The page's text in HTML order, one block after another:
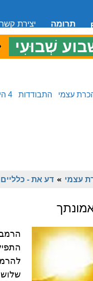
יצירת קשר תרומה
שְׁבוּעִי
עצמי התבודדות 4 היסודות
עצמי »דע את - כלליים